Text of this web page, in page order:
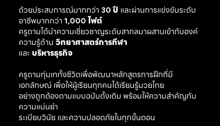
ด้วยประสบการณ์มากกว่า 30 ปี และผ่านการแข่งขันระดับ
อาชีพมากกว่า 1,000 ไฟต์
ครูดามได้นำความเชี่ยวชาญระดับสากลมาผสานเข้ากับองค์
ความรู้ด้าน วิทยาศาสตร์การกีฬา
และ บริหารธุรกิจ
ครูดามทุ่มเททั้งชีวิตเพื่อพัฒนาหลักสูตรการฝึกที่มี
เอกลักษณ์ เพื่อให้ผู้เรียนทุกคนได้เรียนรู้มวยไทย
อย่างถูกต้องตามแบบฉบับดั้งเดิม พร้อมให้ความสำคัญกับ
ความแม่นยำ
ระเบียบวินัย และความปลอดภัยในทุกขั้นตอน